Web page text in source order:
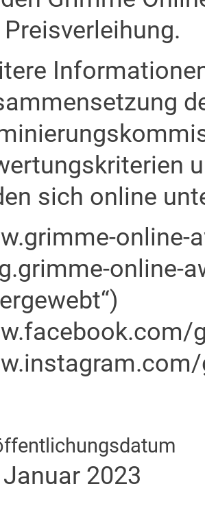
sich online
online-
online-
2023